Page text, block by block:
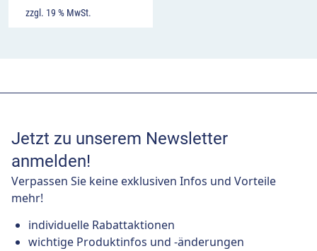
zzgl. 19 % MwSt.
Jetzt zu unserem Newsletter
anmelden!
Verpassen Sie keine exklusiven Infos und Vorteile
mehr!
individuelle Rabattaktionen
wichtige Produktinfos und -änderungen